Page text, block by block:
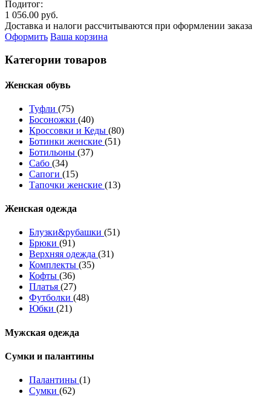
Подитог:
1 056.00 руб.
Доставка и налоги рассчитываются при оформлении заказа
Оформить Ваша корзина
Категории товаров
Женcкая обувь
Туфли (75)
Босоножки (40)
Кроссовки и Кеды (80)
Ботинки женские (51)
Ботильоны (37)
Сабо (34)
Сапоги (15)
Тапочки женские (13)
Женская одежда
Блузки&рубашки (51)
Брюки (91)
Верхняя одежда (31)
Комплекты (35)
Кофты (36)
Платья (27)
Футболки (48)
Юбки (21)
Мужская одежда
Сумки и палантины
Палантины (1)
Сумки (62)